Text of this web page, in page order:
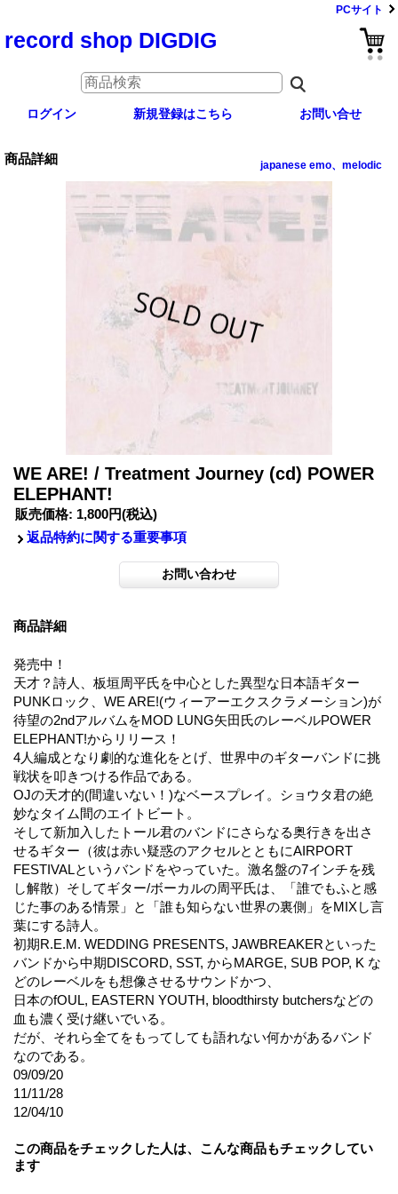
PCサイト
record shop DIGDIG
ログイン 新規登録はこちら お問い合せ
商品詳細 japanese emo、melodic
WE ARE! / Treatment Journey (cd) POWER
ELEPHANT!
販売価格: 1,800円(税込)
返品特約に関する重要事項
商品詳細
発売中！
天才？詩人、板垣周平氏を中心とした異型な日本語ギター
PUNKロック、WE ARE!(ウィーアーエクスクラメーション)が
待望の2ndアルバムをMOD LUNG矢田氏のレーベルPOWER
ELEPHANT!からリリース！
4人編成となり劇的な進化をとげ、世界中のギターバンドに挑
戦状を叩きつける作品である。
OJの天才的(間違いない！)なベースプレイ。ショウタ君の絶
妙なタイム間のエイトビート。
そして新加入したトール君のバンドにさらなる奥行きを出さ
せるギター（彼は赤い疑惑のアクセルとともにAIRPORT
FESTIVALというバンドをやっていた。激名盤の7インチを残
し解散）そしてギター/ボーカルの周平氏は、「誰でもふと感
じた事のある情景」と「誰も知らない世界の裏側」をMIXし言
葉にする詩人。
初期R.E.M. WEDDING PRESENTS, JAWBREAKERといった
バンドから中期DISCORD, SST, からMARGE, SUB POP, K な
どのレーベルをも想像させるサウンドかつ、
日本のfOUL, EASTERN YOUTH, bloodthirsty butchersなどの
血も濃く受け継いでいる。
だが、それら全てをもってしても語れない何かがあるバンド
なのである。
09/09/20
11/11/28
12/04/10
この商品をチェックした人は、こんな商品もチェックしてい
ます